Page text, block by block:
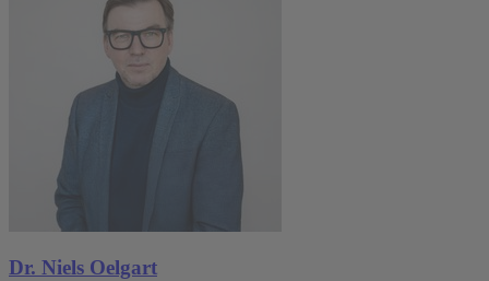
Dr. Niels Oelgart